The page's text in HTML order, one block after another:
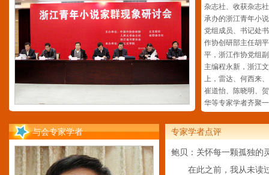
杂志社、收获杂志
承办的浙江青年小
党组成员、书记处
作协创研部主任胡
平，浙江作协党组
主编程永新，浙江
上，雷达、何西来
崔道怡、陈晓明、
华等专家学者
与会专家学者 专家学者点评
鲍贝：关怀每一颗孤独的
在此之前，我从未读